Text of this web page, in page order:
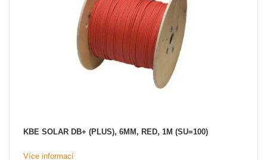
KBE SOLAR DB+ (PLUS), 6MM, RED, 1M (SU=100)
Více informací